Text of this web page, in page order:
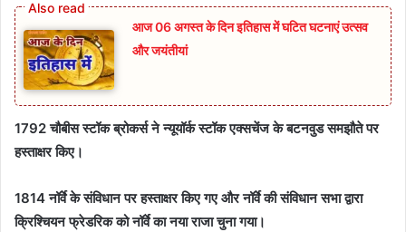
आज 06 अगस्त के दिन इतिहास में घटित घटनाएं उत्सव
और जयंतीयां
1792 चौबीस स्टॉक ब्रोकर्स ने न्यूयॉर्क स्टॉक एक्सचेंज के बटनवुड समझौते पर
हस्ताक्षर किए।
1814 नॉर्वे के संविधान पर हस्ताक्षर किए गए और नॉर्वे की संविधान सभा द्वारा
क्रिश्चियन फ्रेडरिक को नॉर्वे का नया राजा चुना गया।